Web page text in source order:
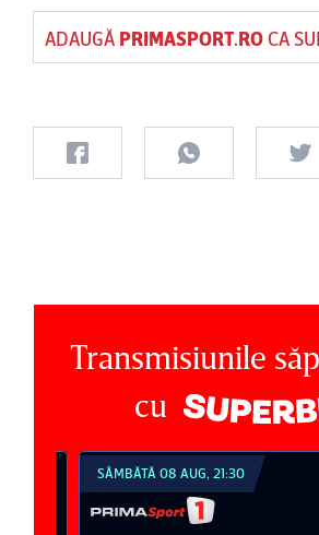
ADAUGĂ PRIMASPORT.ROCA
Transmisiunile
cu
SÂMBĂTĂ 08 AUG, 21:30